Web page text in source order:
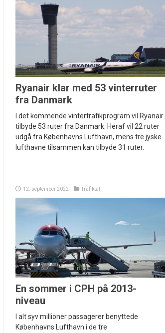
Ryanair klar med 53 vinterruter
fra Danmark
I det kommende vintertrafikprogram vil Ryanair
tilbyde 53 ruter fra Danmark. Heraf vil 22 ruter
udgå fra Københavns Lufthavn, mens tre jyske
lufthavne tilsammen kan tilbyde 31 ruter.
12. september 2022 Trafiktal
En sommer i CPH på 2013-
niveau
I alt syv millioner passagerer benyttede
Københavns Lufthavn i de tre